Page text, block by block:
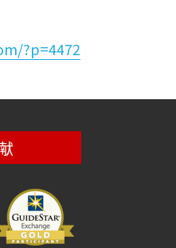
?p=4472